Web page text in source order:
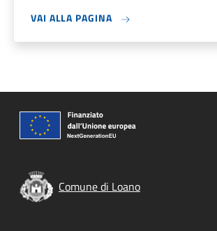
VAI ALLA PAGINA
Comune di Loano